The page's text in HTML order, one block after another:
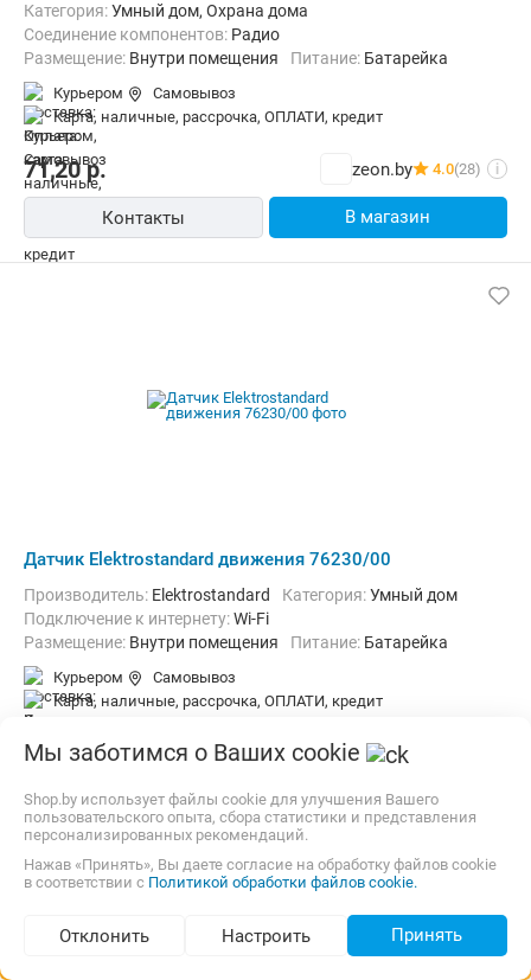
Подбор по параметрам (627)
Категория:Умный дом, Охрана дома
Соединение компонентов: Радио
Размещение: Внутри помещения Питание: Батарейка
Курьером
Самовывоз
карта, наличные, рассрочка, ОПЛАТИ, кредит
71,20р. zeon.by 4.0(28) i
Контакты В магазин
Датчик Elektrostandard движения 76230/00
Производитель: Elektrostandard Категория:Умный дом
Подключение к интернету:Wi-Fi
Размещение: Внутри помещения Питание: Батарейка
Курьером
Самовывоз
карта, наличные, рассрочка, ОПЛАТИ, кредит
105,50р. zeon.by
Контакты В магазин
Мы заботимся о Ваших cookie
Shop.by использует файлы cookie для улучшения Вашего
пользовательского опыта, сбора статистики и представления
персонализированных рекомендаций.
Нажав «Принять», Вы даете согласие на обработку файлов cookie
в соответствии с Политикой обработки файлов cookie.
Отклонить Настроить Принять